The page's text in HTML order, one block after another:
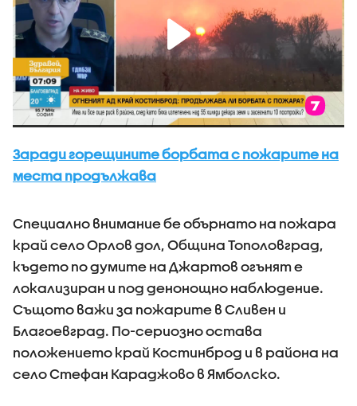
Заради горещините борбата с пожарите на
места продължава
Специално внимание бе обърнато на пожара
край село Орлов дол, Община Тополовград,
където по думите на Джартов огънят е
локализиран и под денонощно наблюдение.
Същото важи за пожарите в Сливен и
Благоевград. По-сериозно остава
положението край Костинброд и в района на
село Стефан Караджово в Ямболско.